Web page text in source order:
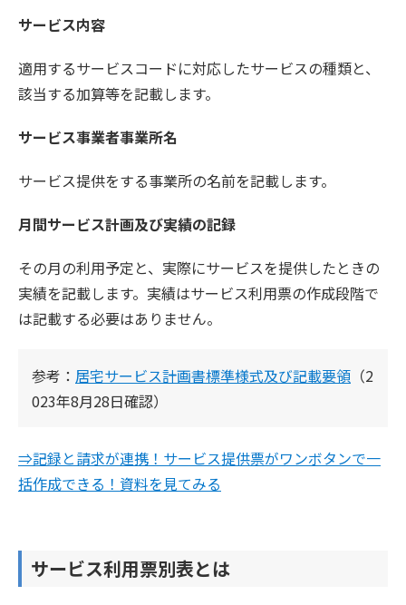
サービス内容
適用するサービスコードに対応したサービスの種類と、
該当する加算等を記載します。
サービス事業者事業所名
サービス提供をする事業所の名前を記載します。
月間サービス計画及び実績の記録
その月の利用予定と、実際にサービスを提供したときの
実績を記載します。実績はサービス利用票の作成段階で
は記載する必要はありません。
参考： 居宅サービス計画書標準様式及び記載要領 （2
023年8月28日確認）
⇒記録と請求が連携！サービス提供票がワンボタンで一
括作成できる！資料を見てみる
サービス利用票別表とは